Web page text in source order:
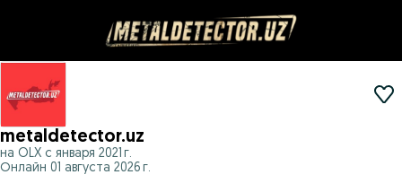
metaldetector.uz
на OLX с января 2021 г.
Онлайн 01 августа 2026 г.